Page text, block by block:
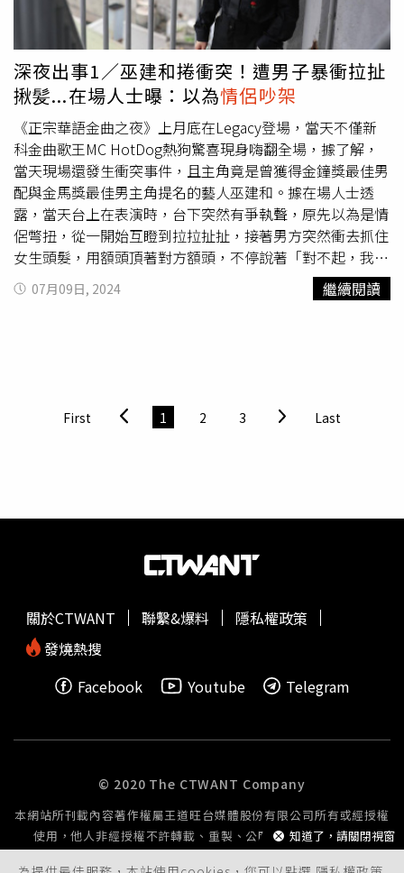
深夜出事1／巫建和捲衝突！遭男子暴衝拉扯
揪髪...在場人士曝：以為情侶吵架
《正宗華語金曲之夜》上月底在Legacy登場，當天不僅新
科金曲歌王MC HotDog熱狗驚喜現身嗨翻全場，據了解，
當天現場還發生衝突事件，且主角竟是曾獲得金鐘獎最佳男
配與金馬獎最佳男主角提名的藝人巫建和。據在場人士透
露，當天台上在表演時，台下突然有爭執聲，原先以為是情
侶彆扭，從一開始互瞪到拉拉扯扯，接著男方突然衝去抓住
女生頭髮，用額頭頂著對方額頭，不停說著「對不起，我們
沒事吧」。今年三月巫建和曾在大港開唱的大雄丸舞台擔任
放歌DJ。（圖／翻攝自巫建和IG）在場人定睛一看，才發
開唱的大雄丸舞台擔任放歌DJ，精心準備歌單，國語、英
語金曲播放。上月他還帶著陳以文出沒台北市信義區夜店，
且稱呼他：尊者」。threads上也有不少網友曾在酒吧、夜
threads上分享巫建和帶他到信義區夜店玩。（圖／翻攝自
陳以文threads）其實巫建和四年前曾分享，拍《白日夢外
攤，那是他第一次去夜店，還說「我覺得跟對的人去蠻好玩
的」，更透露自己一直都想到信義區的夜店玩，並自爆曾因
服裝儀容的規定限制。巫建和經紀人向本刊回應，「謝謝關
07月09日, 2024 繼續閱讀
First 1 2 3 Last
知道了，請關閉視窗
關於CTWANT 聯繫&爆料
隱私權政策
發燒熱搜
Facebook
Youtube Telegram
© 2020 The CTWANT Company
本網站所刊載內容著作權屬王道旺台媒體股份有限公司所有或經授權
使用，他人非經授權不許轉載、重製、公開播送或公開傳輸。